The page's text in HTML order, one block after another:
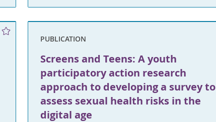
PUBLICATION
Screens and Teens: A youth
participatory action research
approach to developing a survey to
assess sexual health risks in the
digital age